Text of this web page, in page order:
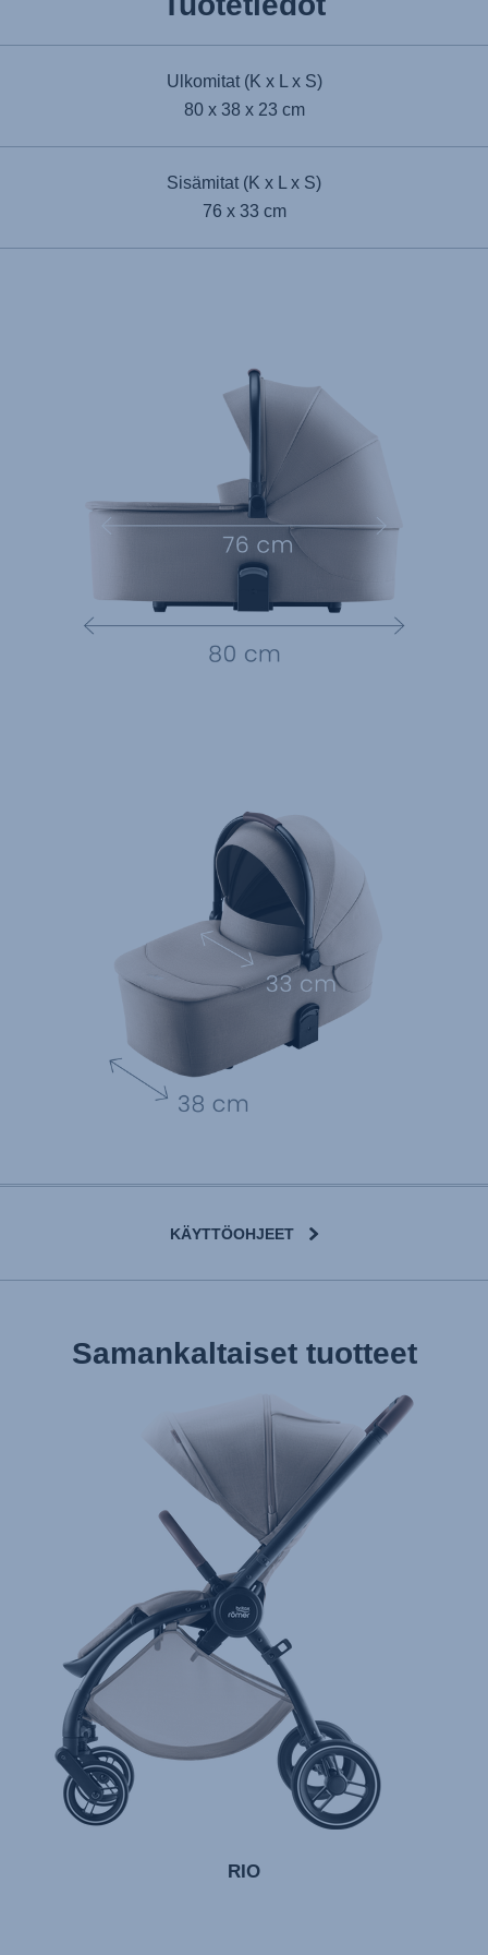
Ulkomitat (K x L x S)
80 x 38 x 23 cm
Sisämitat (K x L x S)
76 x 33 cm
KÄYTTÖOHJEET
Mode d'emploi (Français)
Instrucciones del usuario (Español)
Manual de instruções (Português)
Istruzioni per l’uso (Italiano)
Инструкция пользователя (Русский язык)
Instrukcja użytkownika (Język polski)
Návod na použitie (Slovenský jazyk)
Инструкция за ползване (Български език)
Upute za uporabu (Hrvatski jezik)
Pokyny k použití (Čeština)
Brugerinstruktioner (Dansk)
Kasutusjuhend (Eesti keel)
Samankaltaiset tuotteet
RIO